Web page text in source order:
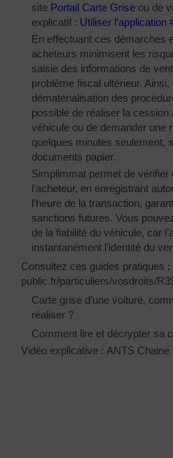
site Portail Carte Grise ou de
explicatif : Utiliser l’application
En effectuant ces démarches
acheteurs minimisent les
saisie des informations de
problème fiscal ultérieur. Ainsi,
dématérialisation des
possible de réaliser la cession
véhicule ou de demander une
quelques minutes seulement,
documents papier.
Simplimmat permet de vérifier
l’acheteur, en enregistrant
l’heure de la transaction,
sanctions futures. Vous
de la fiabilité du véhicule, car
instantanément l’identité du
Consultez ces guides pratiques :
public.fr/particuliers/vosdroits/
Carte grise d’une voiture,
réaliser ?
Comment lire et décrypter sa
Vidéo explicative : ANTS Chaine